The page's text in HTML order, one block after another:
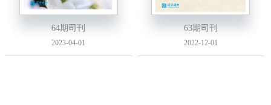
64期司刊
2023-04-01
63期司刊
2022-12-01